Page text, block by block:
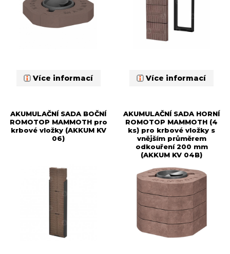
Více informací Více informací
AKUMULAČNÍ SADA BOČNÍ
ROMOTOP MAMMOTH pro
krbové vložky (AKKUM KV
06)
AKUMULAČNÍ SADA HORNÍ
ROMOTOP MAMMOTH (4
ks) pro krbové vložky s
vnějším průměrem
odkouření 200 mm
(AKKUM KV 04B)